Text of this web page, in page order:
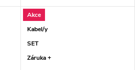
použije...
Akce
Kabel/y
SET
Záruka +